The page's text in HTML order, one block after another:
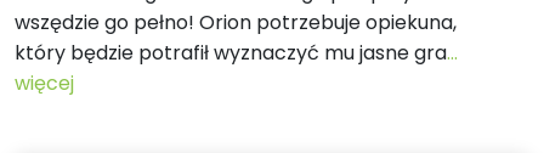
wszędzie go pełno! Orion potrzebuje opiekuna,
który będzie potrafił wyznaczyć mu jasne gra...
więcej